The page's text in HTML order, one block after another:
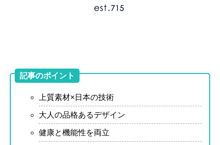
記事のポイント
上質素材×日本の技術
大人の品格あるデザイン
健康と機能性を両立